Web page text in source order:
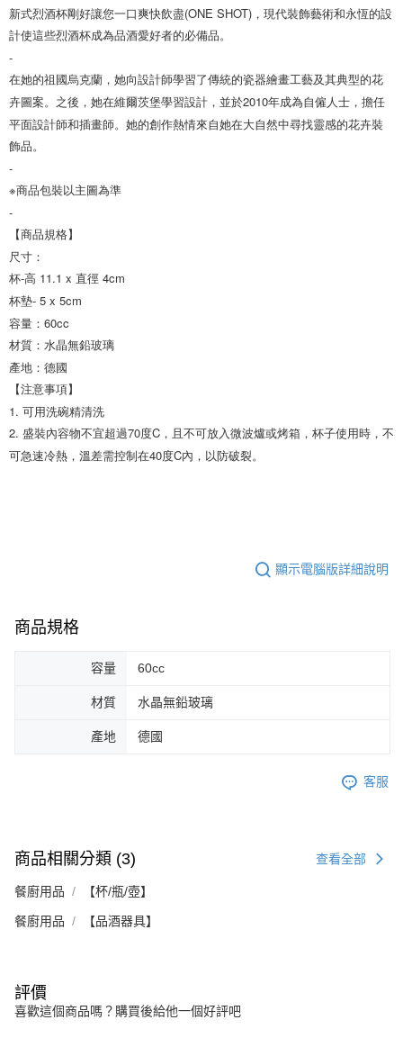
新式烈酒杯剛好讓您一口爽快飲盡(ONE SHOT)，現代裝飾藝術和永恆的設
計使這些烈酒杯成為品酒愛好者的必備品。
-
在她的祖國烏克蘭，她向設計師學習了傳統的瓷器繪畫工藝及其典型的花
卉圖案。之後，她在維爾茨堡學習設計，並於2010年成為自僱人士，擔任
平面設計師和插畫師。她的創作熱情來自她在大自然中尋找靈感的花卉裝
飾品。
-
※商品包裝以主圖為準
-
【商品規格】
尺寸：
杯-高 11.1 x 直徑 4cm
杯墊- 5 x 5cm
容量：60cc
材質：水晶無鉛玻璃
產地：德國
【注意事項】
1. 可用洗碗精清洗
2. 盛裝內容物不宜超過70度C，且不可放入微波爐或烤箱，杯子使用時，不
可急速冷熱，溫差需控制在40度C內，以防破裂。
顯示電腦版詳細說明
商品規格
容量 60cc
材質 水晶無鉛玻璃
產地 德國
客服
商品相關分類 (3) 查看全部
餐廚用品 【杯/瓶/壺】
餐廚用品 【品酒器具】
評價
喜歡這個商品嗎？購買後給他一個好評吧